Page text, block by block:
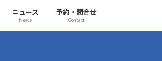
ニュース
News
予約・問合せ
Contact